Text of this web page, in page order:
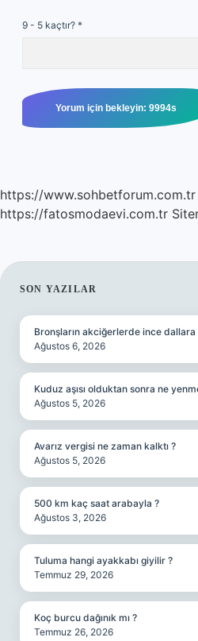
9 - 5 kaçtır? *
https://www.sohbetforum.com.tr
https://fatosmodaevi.com.tr
SIDEBAR
SON YAZILAR
Bronşların akciğerlerde ince dallara
Ağustos 6, 2026
Kuduz aşısı olduktan sonra ne
Ağustos 5, 2026
Avarız vergisi ne zaman kalktı ?
Ağustos 5, 2026
500 km kaç saat arabayla ?
Ağustos 3, 2026
Tuluma hangi ayakkabı giyilir ?
Temmuz 29, 2026
Koç burcu dağınık mı ?
Temmuz 26, 2026